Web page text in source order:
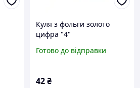
Куля з фольги золото
цифра "4"
Готово до відправки
42₴